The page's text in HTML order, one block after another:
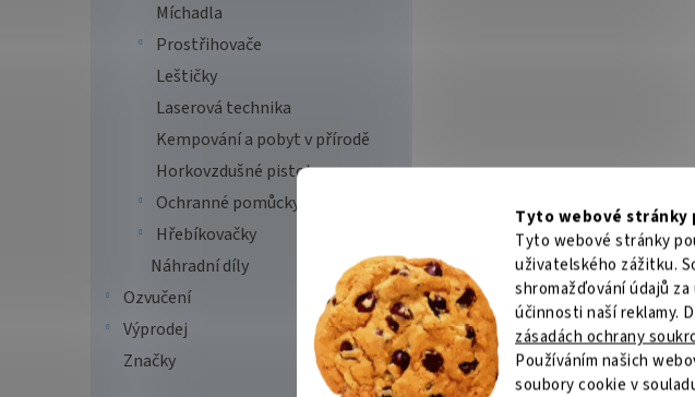
Tyto webové stránky
Tyto webové stránky
uživatelského zážitku.
shromažďování údajů
účinnosti naší reklamy.
zásadách ochrany
Používáním našich
soubory cookie v
Míchadla
Prostřihovače
Leštičky
Laserová technika
Kempování a pobyt v přírodě
Horkovzdušné pistole
Ochranné pomůcky
Hřebíkovačky
Náhradní díly
Ozvučení
Výprodej
Značky